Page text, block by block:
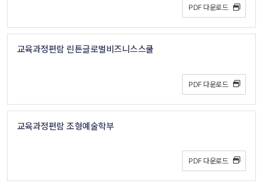
PDF 다운로드
교육과정편람 린튼글로벌비즈니스스쿨
PDF 다운로드
교육과정편람 조형예술학부
PDF 다운로드